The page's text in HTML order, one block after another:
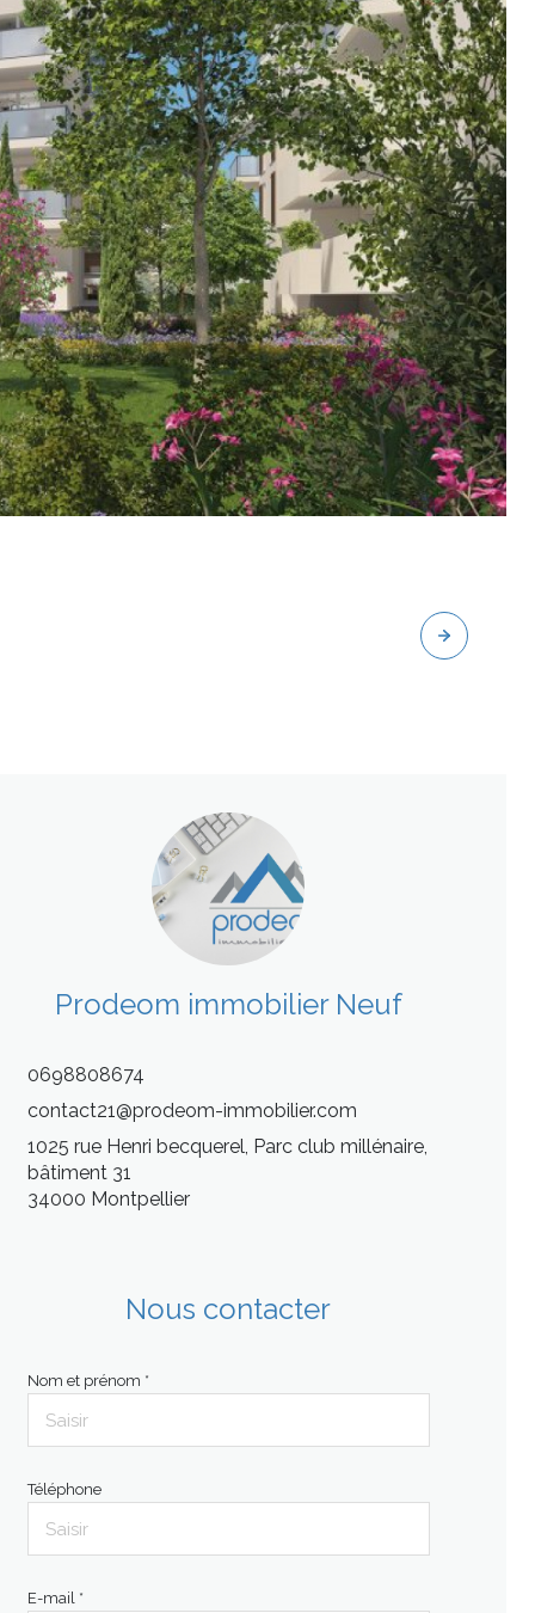
Prodeom immobilier Neuf
0698808674
contact21@prodeom-immobilier.com
1025 rue Henri becquerel, Parc club millénaire,
bâtiment 31
34000 Montpellier
Nous contacter
Nom et prénom *
Téléphone
E-mail *